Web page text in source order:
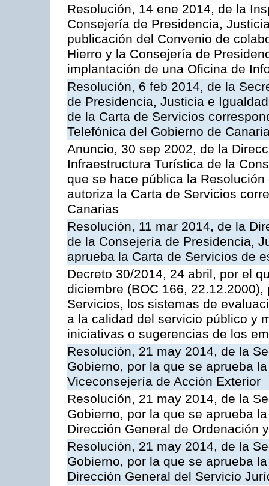
Resolución, 14 ene 2014, de la
Consejería de Presidencia,
publicación del Convenio de
Hierro y la Consejería de
implantación de una Oficina de
Resolución, 6 feb 2014, de la
de Presidencia, Justicia e
de la Carta de Servicios
Telefónica del Gobierno de
Anuncio, 30 sep 2002, de la
Infraestructura Turística de la
que se hace pública la
autoriza la Carta de Servicios
Canarias
Resolución, 11 mar 2014, de la
de la Consejería de Presidencia,
aprueba la Carta de Servicios de
Decreto 30/2014, 24 abril, por el
diciembre (BOC 166,
Servicios, los sistemas de
a la calidad del servicio público y
iniciativas o sugerencias de los
Resolución, 21 may 2014, de la
Gobierno, por la que se aprueba
Viceconsejería de Acción Exterior
Resolución, 21 may 2014, de la
Gobierno, por la que se aprueba
Dirección General de Ordenación
Resolución, 21 may 2014, de la
Gobierno, por la que se aprueba
Dirección General del Servicio